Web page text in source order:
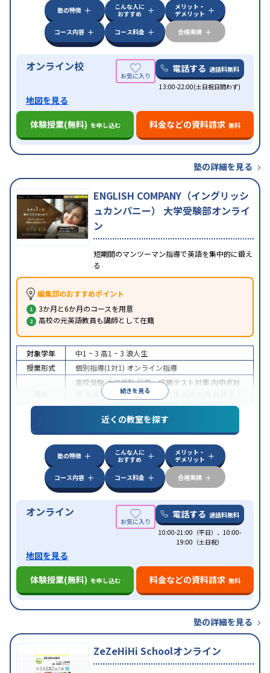
塾の特徴
こんな人に
おすすめ
メリット・
デメリット
コース内容
コース料金 合格実績
オンライン校 電話する 通話料無料
13:00-22:00(土日祝日問わず)
地図を見る
体験授業(無料) を申し込む 料金などの資料請求 無料
塾の詳細を見る
ENGLISH COMPANY（イングリッシ
ュカンパニー） 大学受験部オンライ
ン
短期間のマンツーマン指導で英語を集中的に鍛え
る
編集部のおすすめポイント
3か月と6か月のコースを用意
高校の元英語教員も講師として在籍
続きを見る
対象学年 中1 ~ 3 高1 ~ 3 浪人生
授業形式
個別指導(1対1) オンライン指導
高校受験大学受験授業・定期テスト対策 内申点対
学習習慣の定着国公立大対策
ト対策英検(英語検定)対策英語・英会話特化対策
特徴
中高一貫校生に対応授業の振替可能
学習にPC・タブレットを利用オンライン対応1
科目から受講可能
近くの教室を探す
塾の特徴
こんな人に
おすすめ
メリット・
デメリット
コース内容
コース料金 合格実績
オンライン 電話する 通話料無料
10:00-21:00（平日）、10:00-
19:00（土日祝）
地図を見る
体験授業(無料) を申し込む 料金などの資料請求 無料
塾の詳細を見る
ZeZeHiHi Schoolオンライン